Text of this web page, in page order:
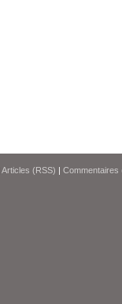
Articles (RSS) | Commentaires